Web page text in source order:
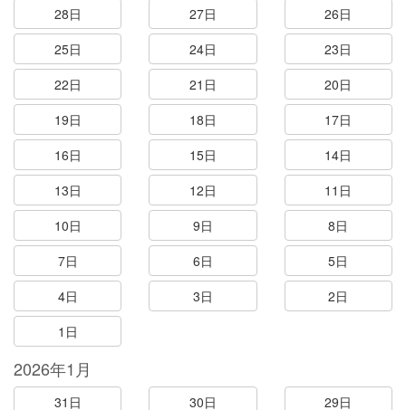
28日 27日
26日
25日
24日
23日
22日
21日
20日
19日
18日
17日
16日
15日
14日
13日
12日
11日
10日
9日
8日
7日
6日
5日
4日
3日
2日
1日
2026年1月
31日 30日 29日